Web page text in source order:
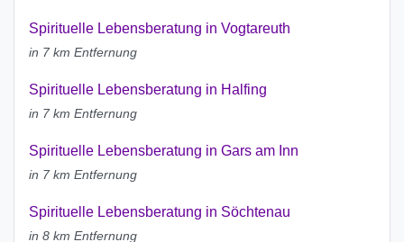
Spirituelle Lebensberatung in Vogtareuth
in 7 km Entfernung
Spirituelle Lebensberatung in Halfing
in 7 km Entfernung
Spirituelle Lebensberatung in Gars am Inn
in 7 km Entfernung
Spirituelle Lebensberatung in Söchtenau
in 8 km Entfernung